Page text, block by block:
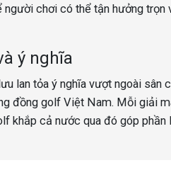
chơi có thể tận hưởng trọn
ý nghĩa
lan tỏa ý nghĩa vượt ngoài sân
đồng golf Việt Nam. Mỗi giải
khắp cả nước qua đó góp phần